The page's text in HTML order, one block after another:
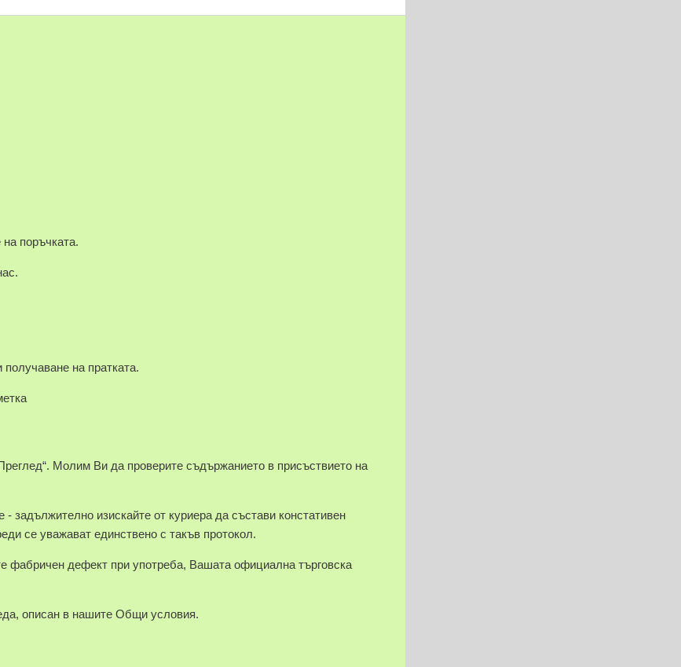
поръчката.
на пратката.
Молим Ви да проверите съдържанието в присъствието на
- задължително изискайте от куриера да състави констативен
се уважават единствено с такъв протокол.
фабричен дефект при употреба, Вашата официална търговска
описан в нашите Общи условия.